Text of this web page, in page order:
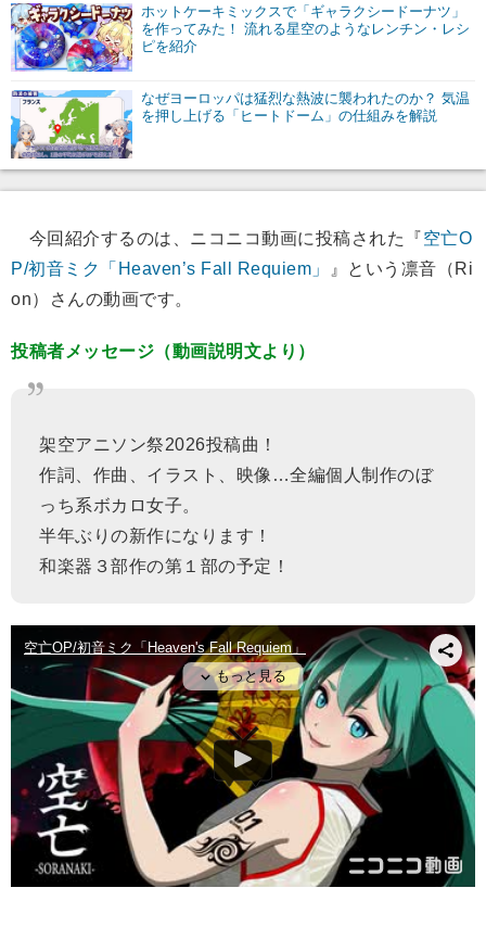
ホットケーキミックスで「ギャラクシードーナツ」
を作ってみた！ 流れる星空のようなレンチン・レシ
ピを紹介
なぜヨーロッパは猛烈な熱波に襲われたのか？ 気温
を押し上げる「ヒートドーム」の仕組みを解説
今回紹介するのは、ニコニコ動画に投稿された『空亡O
P/初音ミク「Heaven’s Fall Requiem」
』という凛音（Ri
on）さんの動画です。
投稿者メッセージ（動画説明文より）
架空アニソン祭2026投稿曲！
作詞、作曲、イラスト、映像…全編個人制作のぼ
っち系ボカロ女子。
半年ぶりの新作になります！
和楽器３部作の第１部の予定！